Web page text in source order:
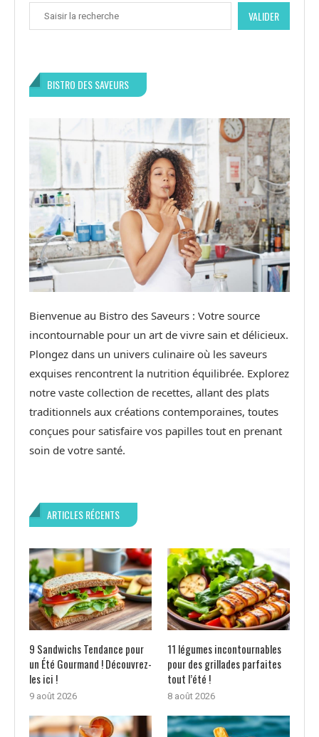
VALIDER
BISTRO DES SAVEURS
Bienvenue au Bistro des Saveurs : Votre source
incontournable pour un art de vivre sain et délicieux.
Plongez dans un univers culinaire où les saveurs
exquises rencontrent la nutrition équilibrée. Explorez
notre vaste collection de recettes, allant des plats
traditionnels aux créations contemporaines, toutes
conçues pour satisfaire vos papilles tout en prenant
soin de votre santé.
ARTICLES RÉCENTS
9 Sandwichs Tendance pour
un Été Gourmand ! Découvrez-
les ici !
9 août 2026
11 légumes incontournables
pour des grillades parfaites
tout l’été !
8 août 2026